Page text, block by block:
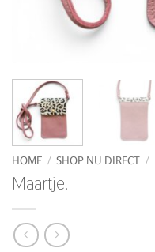
HOME / SHOP NU DIRECT /
Maartje.